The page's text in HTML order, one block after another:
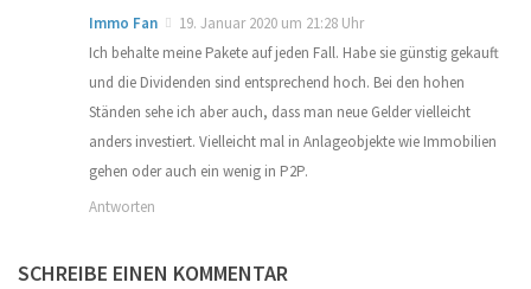
Immo Fan
19. Januar 2020 um 21:28 Uhr
Ich behalte meine Pakete auf jeden Fall. Habe sie günstig gekauft
und die Dividenden sind entsprechend hoch. Bei den hohen
Ständen sehe ich aber auch, dass man neue Gelder vielleicht
anders investiert. Vielleicht mal in Anlageobjekte wie Immobilien
gehen oder auch ein wenig in P2P.
Antworten
SCHREIBE EINEN KOMMENTAR